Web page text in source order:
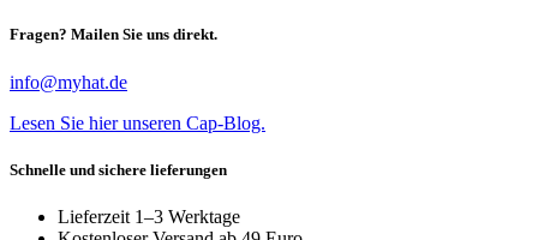
Fragen? Mailen Sie uns direkt.
info@myhat.de
Lesen Sie hier unseren Cap-Blog.
Schnelle und sichere lieferungen
Lieferzeit 1–3 Werktage